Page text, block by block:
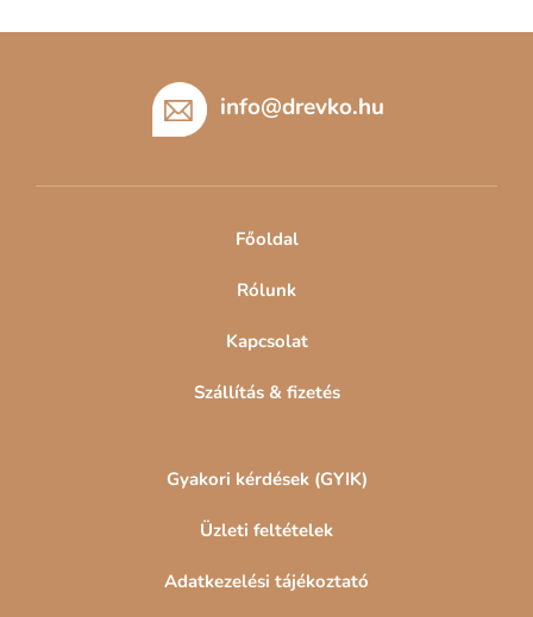
info@drevko.hu
Főoldal
Rólunk
Kapcsolat
Szállítás & fizetés
Gyakori kérdések (GYIK)
Üzleti feltételek
Adatkezelési tájékoztató